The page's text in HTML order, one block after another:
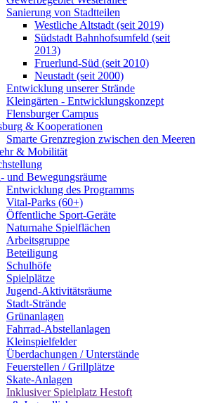
Sanierung von Stadtteilen
Westliche Altstadt (seit 2019)
Südstadt Bahnhofsumfeld (seit
2013)
Fruerlund-Süd (seit 2010)
Neustadt (seit 2000)
Entwicklung unserer Strände
Kleingärten - Entwicklungskonzept
Flensburger Campus
& Kooperationen
Smarte Grenzregion zwischen den Meeren
& Mobilität
und Bewegungsräume
Entwicklung des Programms
Vital-Parks (60+)
Öffentliche Sport-Geräte
Naturnahe Spielflächen
Arbeitsgruppe
Beteiligung
Schulhöfe
Spielplätze
Jugend-Aktivitätsräume
Stadt-Strände
Grünanlagen
Fahrrad-Abstellanlagen
Kleinspielfelder
Überdachungen / Unterstände
Feuerstellen / Grillplätze
Skate-Anlagen
Inklusiver Spielplatz Hestoft